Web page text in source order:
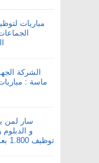
الشركة
سار لمن
توظيف 1.800 بعدة مصالح و إدارات عمومية